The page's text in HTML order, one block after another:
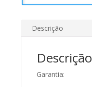
Descrição
Descrição
Garantia: